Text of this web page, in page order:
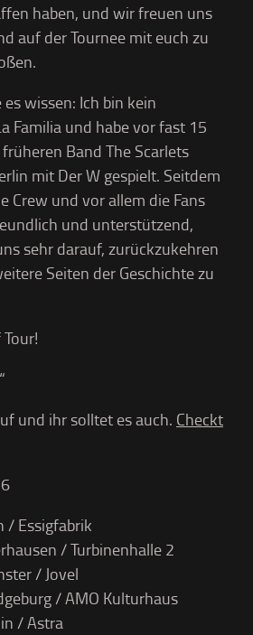
haben, und wir freuen uns
auf der Tournee mit euch zu
wissen: Ich bin kein
Familia und habe vor fast 15
Band The Scarlets
mit Der W gespielt. Seitdem
Crew und vor allem die Fans
und unterstützend,
sehr darauf, zurückzukehren
Seiten der Geschichte zu
und ihr solltet es auch. Checkt
/ Essigfabrik
/ Turbinenhalle 2
/ Jovel
/ AMO Kulturhaus
/ Astra